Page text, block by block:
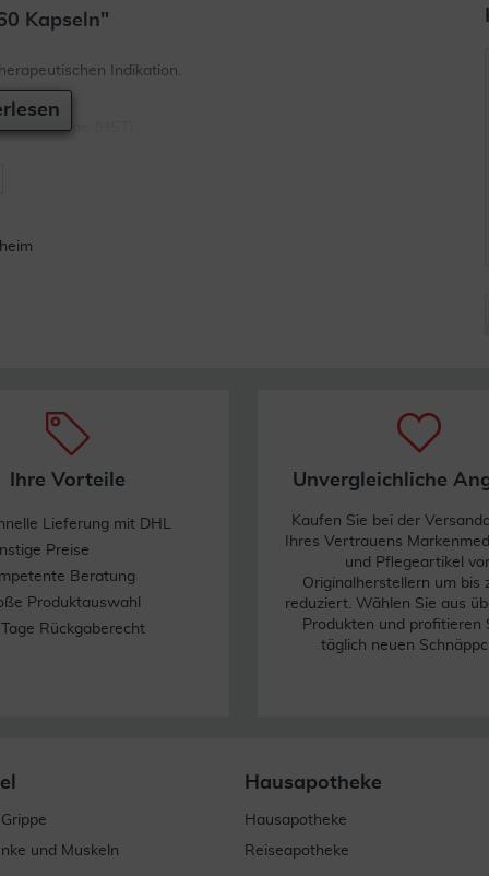
Kapseln"
Indikation.
, Gelatine (HST)
Ihre Vorteile
Lieferung mit DHL
Preise
Beratung
Produktauswahl
Rückgaberecht
Unvergleichliche
Kaufen Sie bei der
Ihres Vertrauens
und Pflegeartikel
Originalherstellern um bis
reduziert. Wählen Sie aus
Produkten und profitieren
täglich neuen
und Muskeln
Hausapotheke
Hausapotheke
Reiseapotheke